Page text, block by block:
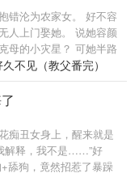
错沦为农家女。 好不容
人上门娶她。 说她容颜
母的小灾星？ 可她半路
上山领养的小和尚，是
太太，竟然也是当朝太
敢欺负你，为夫把他办
土，你想去哪里，我都
娇娇了？等着！哀家这
运气却偏要靠实力的霸
少年男主】
不见（教父番完）
痴丑女身上，醒来就是
解释，我不是……”好
舔狗，竟然招惹了暴躁